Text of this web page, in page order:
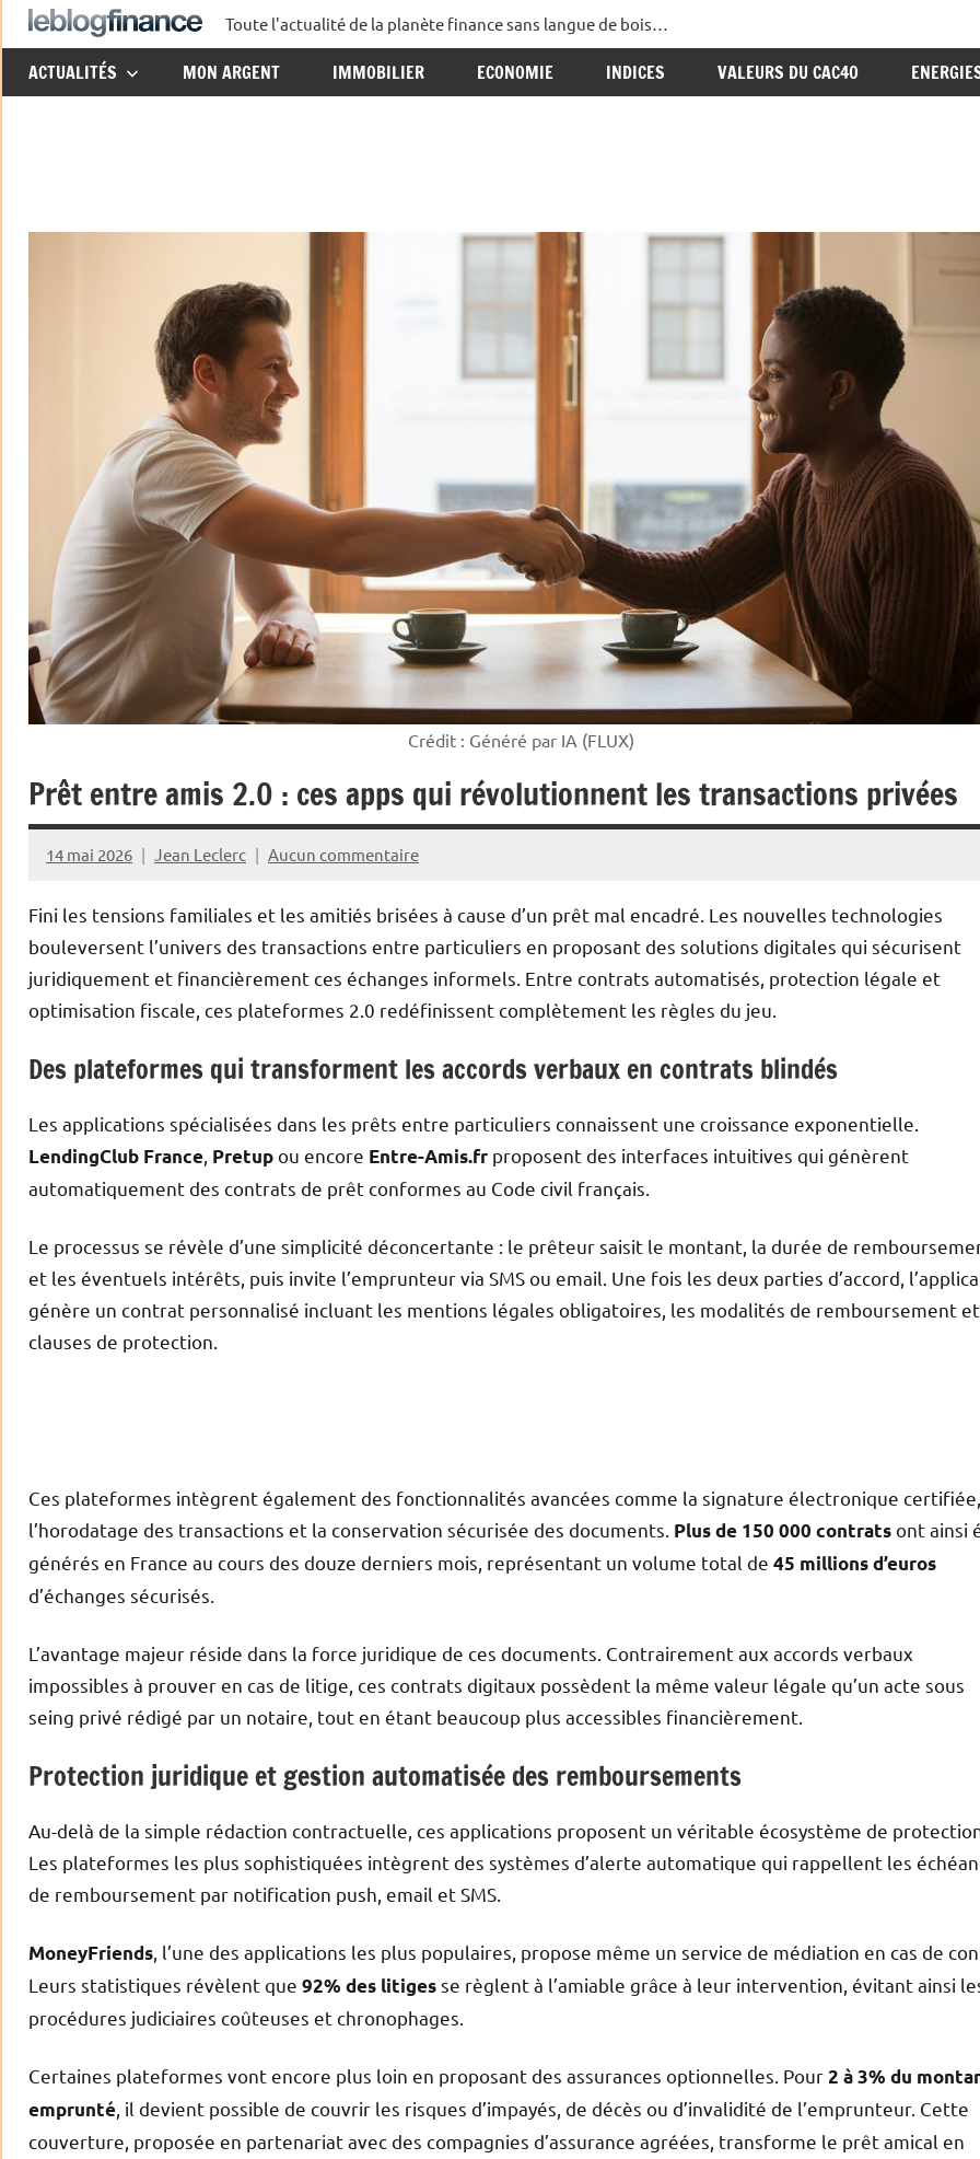
Aller
au
contenu
Le
Blog
Toute l'actualité de la planète finance sans langue de bois…
ACTUALITÉS MON ARGENT IMMOBILIER ECONOMIE INDICES VALEURS DU CAC40
Crédit : Généré par IA (FLUX)
Prêt entre amis 2.0 : ces apps qui révolutionnent les transactions privées
14 mai 2026 Jean Leclerc Aucun commentaire
Fini les tensions familiales et les amitiés brisées à cause d’un prêt mal encadré. Les nouvelles technologies
bouleversent l’univers des transactions entre particuliers en proposant des solutions digitales qui sécurisent
juridiquement et financièrement ces échanges informels. Entre contrats automatisés, protection légale et
optimisation fiscale, ces plateformes 2.0 redéfinissent complètement les règles du jeu.
Des plateformes qui transforment les accords verbaux en contrats blindés
Les applications spécialisées dans les prêts entre particuliers connaissent une croissance exponentielle.
LendingClub France Pretupou encore Entre-Amis.fr proposent des interfaces intuitives qui génèrent
automatiquement des contrats de prêt conformes au Code civil français.
Le processus se révèle d’une simplicité déconcertante : le prêteur saisit le montant, la durée de
et les éventuels intérêts, puis invite l’emprunteur via SMS ou email. Une fois les deux parties d’accord,
génère un contrat personnalisé incluant les mentions légales obligatoires, les modalités de remboursement
clauses de protection.
Ces plateformes intègrent également des fonctionnalités avancées comme la signature électronique certifiée,
l’horodatage des transactions et la conservation sécurisée des documents. Plus de 150 000 contratsont ainsi
générés en France au cours des douze derniers mois, représentant un volume total de 45 millions d’euros
d’échanges sécurisés.
L’avantage majeur réside dans la force juridique de ces documents. Contrairement aux accords verbaux
impossibles à prouver en cas de litige, ces contrats digitaux possèdent la même valeur légale qu’un acte sous
seing privé rédigé par un notaire, tout en étant beaucoup plus accessibles financièrement.
Protection juridique et gestion automatisée des remboursements
Au-delà de la simple rédaction contractuelle, ces applications proposent un véritable écosystème de
Les plateformes les plus sophistiquées intègrent des systèmes d’alerte automatique qui rappellent les
de remboursement par notification push, email et SMS.
MoneyFriends , l’une des applications les plus populaires, propose même un service de médiation en cas de
Leurs statistiques révèlent que 92% des litigesse règlent à l’amiable grâce à leur intervention, évitant ainsi
procédures judiciaires coûteuses et chronophages.
Certaines plateformes vont encore plus loin en proposant des assurances optionnelles. Pour2 à 3% du
emprunté , il devient possible de couvrir les risques d’impayés, de décès ou d’invalidité de l’emprunteur. Cette
couverture, proposée en partenariat avec des compagnies d’assurance agréées, transforme le prêt amical en